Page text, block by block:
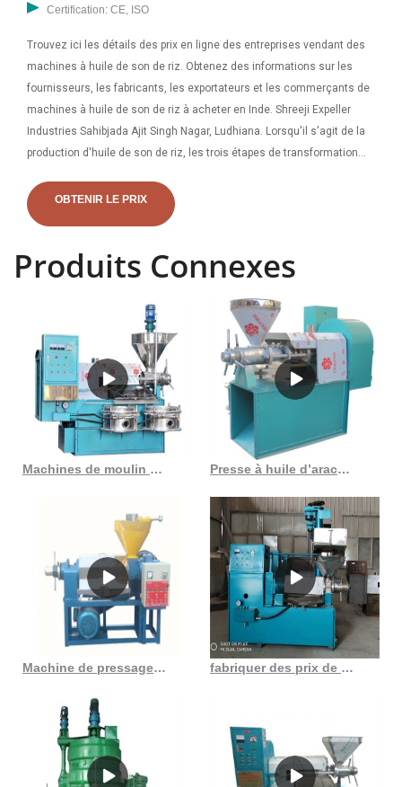
Certification: CE, ISO
Trouvez ici les détails des prix en ligne des entreprises vendant des
machines à huile de son de riz. Obtenez des informations sur les
fournisseurs, les fabricants, les exportateurs et les commerçants de
machines à huile de son de riz à acheter en Inde. Shreeji Expeller
Industries Sahibjada Ajit Singh Nagar, Ludhiana. Lorsqu'il s'agit de la
production d'huile de son de riz, les trois étapes de transformation
premières, l'extraction de l'huile de son de riz et le raffinage du pétrole
brut. Préparation des matières premières du son de riz : comme les
OBTENIR LE PRIX
Produits Connexes
Machines de moulin à huile d’expulseur de presse à huile de grande capacité à haute efficacité Presse à huile d’arachide d’usine d’extraction d’huile de soja de nouveau produit
Machine de pressage hydraulique d’huile de sésame de 150 kg, machines zc au Burkina Faso fabriquer des prix de presse à huile de graines noires au Congo Démocratie